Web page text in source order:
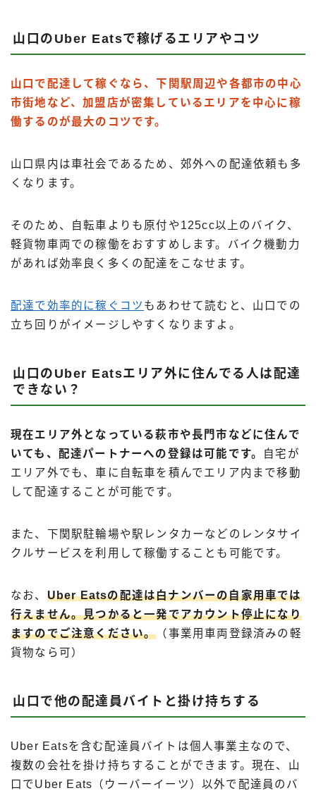
山口のUber Eatsで稼げるエリアやコツ
山口で配達して稼ぐなら、下関駅周辺や各都市の中心
市街地など、加盟店が密集しているエリアを中心に稼
働するのが最大のコツです。
山口県内は車社会であるため、郊外への配達依頼も多
くなります。
そのため、自転車よりも原付や125cc以上のバイク、
軽貨物車両での稼働をおすすめします。バイク機動力
があれば効率良く多くの配達をこなせます。
配達で効率的に稼ぐコツ もあわせて読むと、山口での
立ち回りがイメージしやすくなりますよ。
山口のUber Eatsエリア外に住んでる人は配達
できない？
現在エリア外となっている萩市や長門市などに住んで
いても、配達パートナーへの登録は可能です。
自宅が
エリア外でも、車に自転車を積んでエリア内まで移動
して配達することが可能です。
また、下関駅駐輪場や駅レンタカーなどのレンタサイ
クルサービスを利用して稼働することも可能です。
なお、 Uber Eatsの配達は白ナンバーの自家用車では
行えません。見つかると一発でアカウント停止になり
ますのでご注意ください。 （事業用車両登録済みの軽
貨物なら可）
山口で他の配達員バイトと掛け持ちする
Uber Eatsを含む配達員バイトは個人事業主なので、
複数の会社を掛け持ちすることができます。現在、山
口でUber Eats（ウーバーイーツ）以外で配達員のバ